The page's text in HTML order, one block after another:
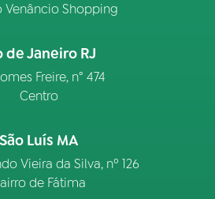
Venâncio Shopping
de Janeiro RJ
Freire, n° 474
Centro
São Luís MA
Vieira da Silva, nº 126
de Fátima